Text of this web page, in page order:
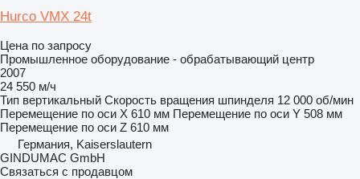
Hurco VMX 24t
Цена по запросу
Промышленное оборудование - обрабатывающий центр
2007
24 550 м/ч
Тип вертикальный Скорость вращения шпинделя 12 000 об/мин
Перемещение по оси X 610 мм Перемещение по оси Y 508 мм
Перемещение по оси Z 610 мм
Германия, Kaiserslautern
GINDUMAC GmbH
Связаться с продавцом